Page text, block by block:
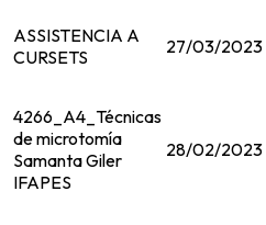
ASSISTENCIA A
CURSETS
27/03/2023
4266_A4_Técnicas
de microtomía
Samanta Giler
IFAPES
28/02/2023